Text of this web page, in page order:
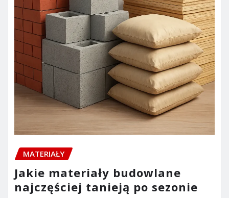
MATERIAŁY
Jakie materiały budowlane
najczęściej tanieją po sezonie